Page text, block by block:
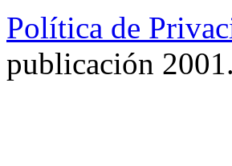
Política de
publicación 2001.